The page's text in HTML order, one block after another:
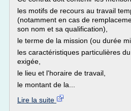
les motifs de recours au travail
(notamment en cas de
son nom et sa qualification),
le terme de la mission (ou durée
les caractéristiques particulières
exigée,
le lieu et l'horaire de travail,
le montant de la...
Lire la suite